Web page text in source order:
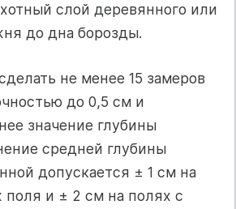
слой деревянного или
до дна борозды.
не менее 15 замеров
до 0,5 см и
значение глубины
средней глубины
допускается ± 1 см на
поля и ± 2 см на полях с